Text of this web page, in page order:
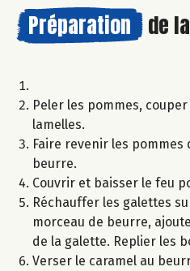
Préparation de la
Peler les pommes,
lamelles.
Faire revenir les pommes
beurre.
Couvrir et baisser le feu
Réchauffer les galettes
morceau de beurre,
de la galette. Replier les
Verser le caramel au